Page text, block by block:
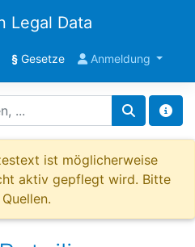
Legal Data
§Gesetze Anmeldung
ist möglicherweise
aktiv gepflegt wird. Bitte